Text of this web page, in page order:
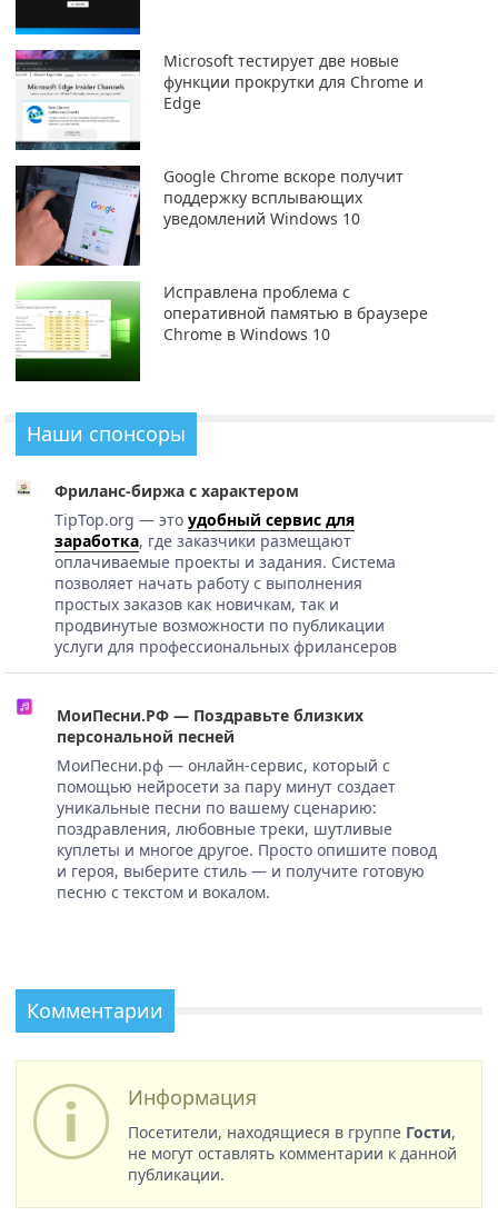
Microsoft тестирует две новые
функции прокрутки для Chrome и
Edge
Google Chrome вскоре получит
поддержку всплывающих
уведомлений Windows 10
Исправлена ​​проблема с
оперативной памятью в браузере
Chrome в Windows 10
Наши спонсоры
Фриланс-биржа с характером
TipTop.org — это удобный сервис для
заработка, где заказчики размещают
оплачиваемые проекты и задания. Система
позволяет начать работу с выполнения
простых заказов как новичкам, так и
продвинутые возможности по публикации
услуги для профессиональных фрилансеров
МоиПесни.РФ — Поздравьте близких
персональной песней
МоиПесни.рф — онлайн-сервис, который с
помощью нейросети за пару минут создает
уникальные песни по вашему сценарию:
поздравления, любовные треки, шутливые
куплеты и многое другое. Просто опишите повод
и героя, выберите стиль — и получите готовую
песню с текстом и вокалом.
Комментарии
Информация
Посетители, находящиеся в группе Гости,
не могут оставлять комментарии к данной
публикации.